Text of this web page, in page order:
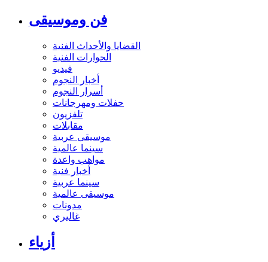
فن وموسيقى
القضايا والأحداث الفنية
الحوارات الفنية
فيديو
أخبار النجوم
أسرار النجوم
حفلات ومهرجانات
تلفزيون
مقابلات
موسيقى عربية
سينما عالمية
مواهب واعدة
أخبار فنية
سينما عربية
موسيقى عالمية
مدونات
غاليري
أزياء